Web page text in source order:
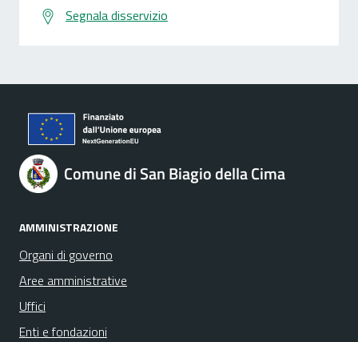
Segnala disservizio
Comune di San Biagio della Cima
AMMINISTRAZIONE
Organi di governo
Aree amministrative
Uffici
Enti e fondazioni